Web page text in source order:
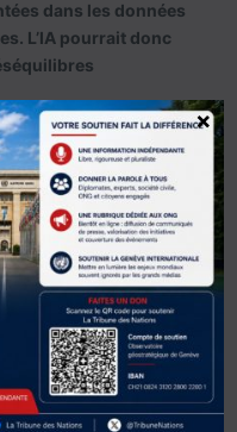
dans les données
L’IA pourrait donc
autonomes
rapport concerne
». Jusqu’à
répondait.
décider, utiliser
agents et réaliser
supervision humaine
×